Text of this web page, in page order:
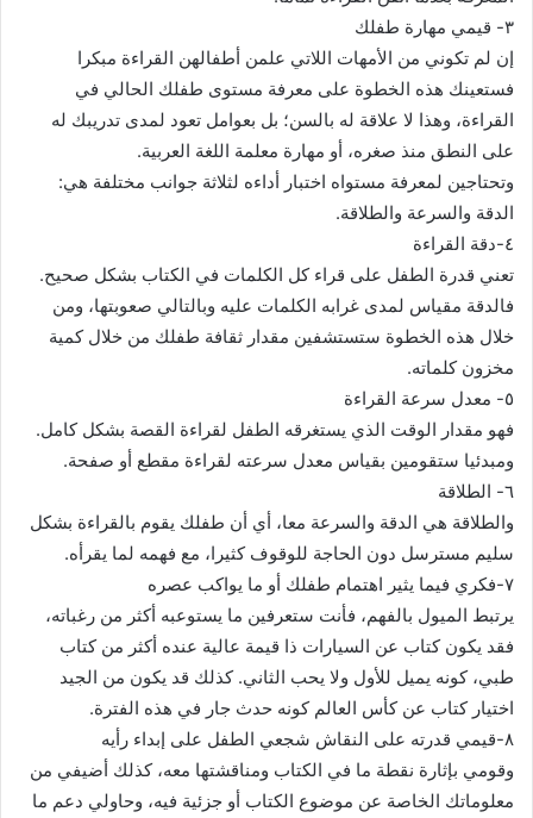
٣- قيمي مهارة طفلك
إن لم تكوني من الأمهات اللاتي علمن أطفالهن القراءة مبكرا
فستعينك هذه الخطوة على معرفة مستوى طفلك الحالي في
القراءة، وهذا لا علاقة له بالسن؛ بل بعوامل تعود لمدى تدريبك له
على النطق منذ صغره، أو مهارة معلمة اللغة العربية.
وتحتاجين لمعرفة مستواه اختبار أداءه لثلاثة جوانب مختلفة هي:
الدقة والسرعة والطلاقة.
٤-دقة القراءة
تعني قدرة الطفل على قراء كل الكلمات في الكتاب بشكل صحيح.
فالدقة مقياس لمدى غرابه الكلمات عليه وبالتالي صعوبتها، ومن
خلال هذه الخطوة ستستشفين مقدار ثقافة طفلك من خلال كمية
مخزون كلماته.
٥- معدل سرعة القراءة
فهو مقدار الوقت الذي يستغرقه الطفل لقراءة القصة بشكل كامل.
ومبدئيا ستقومين بقياس معدل سرعته لقراءة مقطع أو صفحة.
٦- الطلاقة
والطلاقة هي الدقة والسرعة معا، أي أن طفلك يقوم بالقراءة بشكل
سليم مسترسل دون الحاجة للوقوف كثيرا، مع فهمه لما يقرأه.
٧-فكري فيما يثير اهتمام طفلك أو ما يواكب عصره
يرتبط الميول بالفهم، فأنت ستعرفين ما يستوعبه أكثر من رغباته،
فقد يكون كتاب عن السيارات ذا قيمة عالية عنده أكثر من كتاب
طبي، كونه يميل للأول ولا يحب الثاني. كذلك قد يكون من الجيد
اختيار كتاب عن كأس العالم كونه حدث جار في هذه الفترة.
٨-قيمي قدرته على النقاش شجعي الطفل على إبداء رأيه
وقومي بإثارة نقطة ما في الكتاب ومناقشتها معه، كذلك أضيفي من
معلوماتك الخاصة عن موضوع الكتاب أو جزئية فيه، وحاولي دعم ما